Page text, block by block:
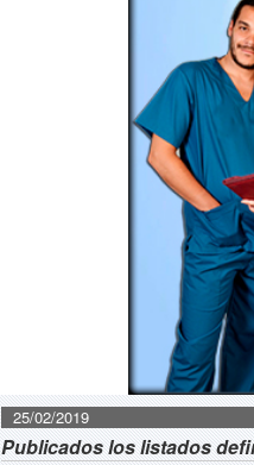
25/02/2019
Publicados los listados